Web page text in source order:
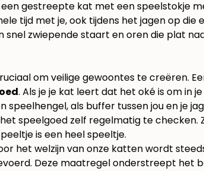
tijd met je, ook tijdens het jagen op
snel zwiepende staart en oren die plat
om veilige gewoontes te creëren.
. Als je je kat leert dat het oké is om in
speelhengel, als buffer tussen jou en je
speelgoed zelf regelmatig te
is een heel speeltje.
het welzijn van onze katten wordt
Deze maatregel onderstreept het